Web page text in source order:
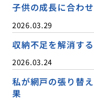
子供の成長に合わ
2026.03.29
収納不足を解消す
2026.03.24
私が網戸の張り替
果